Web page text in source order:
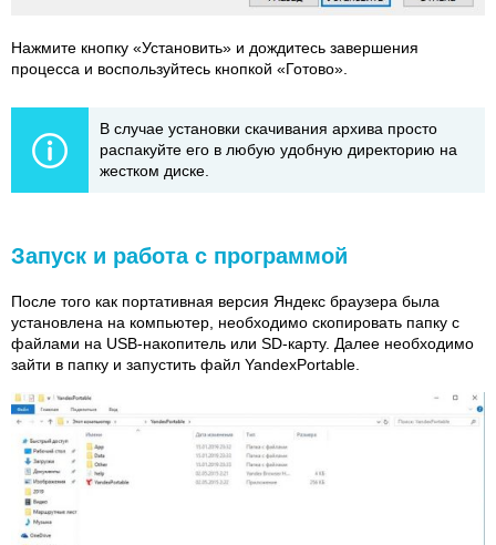
Нажмите кнопку «Установить» и дождитесь завершения
процесса и воспользуйтесь кнопкой «Готово».
В случае установки скачивания архива просто
распакуйте его в любую удобную директорию на
жестком диске.
Запуск и работа с программой
После того как портативная версия Яндекс браузера была
установлена на компьютер, необходимо скопировать папку с
файлами на USB-накопитель или SD-карту. Далее необходимо
зайти в папку и запустить файл YandexPortable.